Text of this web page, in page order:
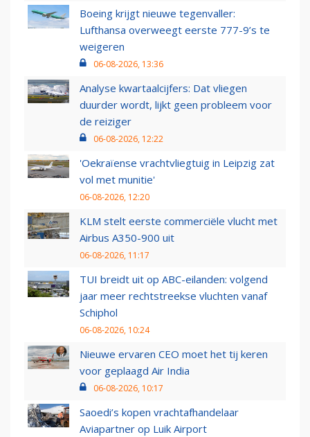
Boeing krijgt nieuwe tegenvaller:
Lufthansa overweegt eerste 777-9’s te
weigeren
06-08-2026, 13:36
Analyse kwartaalcijfers: Dat vliegen
duurder wordt, lijkt geen probleem voor
de reiziger
06-08-2026, 12:22
'Oekraïense vrachtvliegtuig in Leipzig zat
vol met munitie'
06-08-2026, 12:20
KLM stelt eerste commerciële vlucht met
Airbus A350-900 uit
06-08-2026, 11:17
TUI breidt uit op ABC-eilanden: volgend
jaar meer rechtstreekse vluchten vanaf
Schiphol
06-08-2026, 10:24
Nieuwe ervaren CEO moet het tij keren
voor geplaagd Air India
06-08-2026, 10:17
Saoedi’s kopen vrachtafhandelaar
Aviapartner op Luik Airport